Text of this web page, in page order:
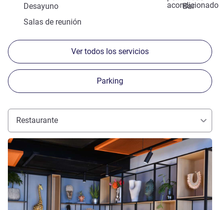
acondicionado
Desayuno
Bar
Salas de reunión
Ver todos los servicios
Parking
Restaurante
Más información